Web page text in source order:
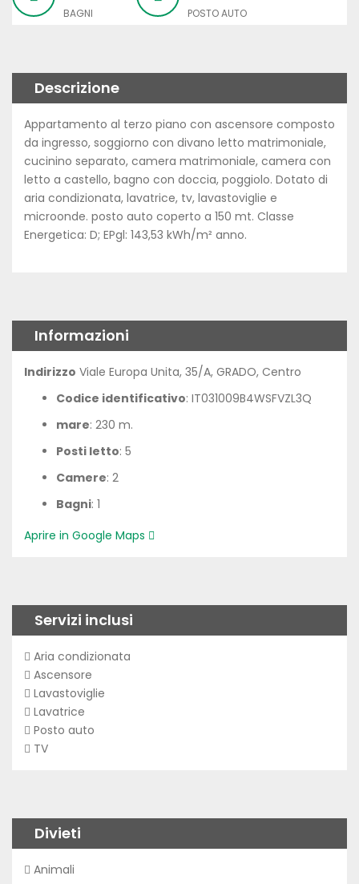
BAGNI POSTO AUTO
Descrizione
Appartamento al terzo piano con ascensore composto
da ingresso, soggiorno con divano letto matrimoniale,
cucinino separato, camera matrimoniale, camera con
letto a castello, bagno con doccia, poggiolo. Dotato di
aria condizionata, lavatrice, tv, lavastoviglie e
microonde. posto auto coperto a 150 mt. Classe
Energetica: D; EPgl: 143,53 kWh/m² anno.
Informazioni
Indirizzo Viale Europa Unita, 35/A, GRADO, Centro
Codice identificativo: IT031009B4WSFVZL3Q
mare: 230 m.
Posti letto: 5
Camere: 2
Bagni: 1
Aprire in Google Maps
Servizi inclusi
Aria condizionata
Ascensore
Lavastoviglie
Lavatrice
Posto auto
TV
Divieti
Animali